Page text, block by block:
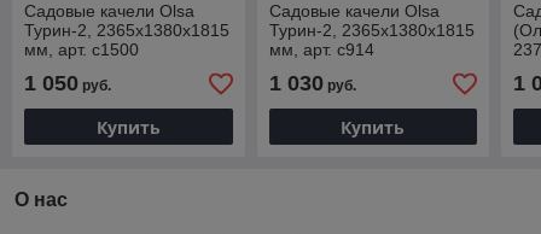
Садовые качели Olsa
Турин-2, 2365х1380х1815
мм, арт. с1500
1 050 руб.
Купить
Садовые качели Olsa
Турин-2, 2365х1380х1815
мм, арт. с914
1 030руб.
Купить
1
О нас